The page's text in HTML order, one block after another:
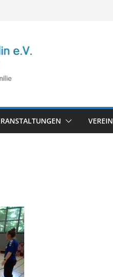
VEREIN